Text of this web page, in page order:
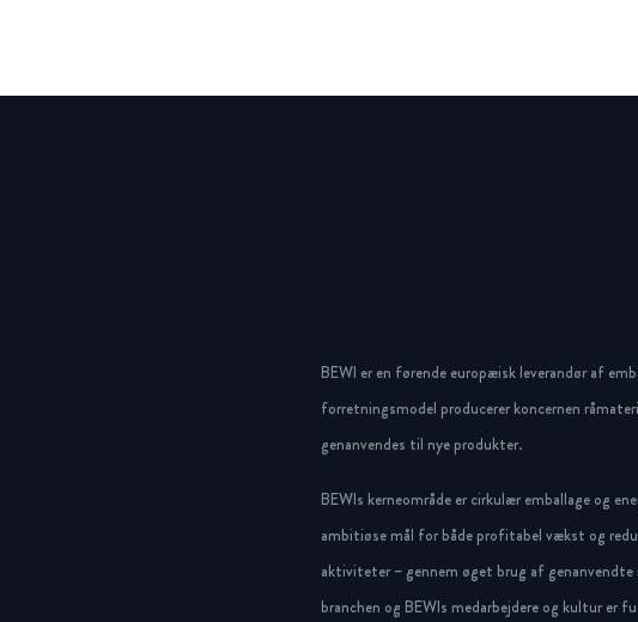
BEWI er en førende europæisk leverandør af
forretningsmodel producerer koncernen
genanvendes til nye produkter.
BEWIs kerneområde er cirkulær emballage og
ambitiøse mål for både profitabel vækst og
aktiviteter – gennem øget brug af genanvendte
branchen og BEWIs medarbejdere og kultur er